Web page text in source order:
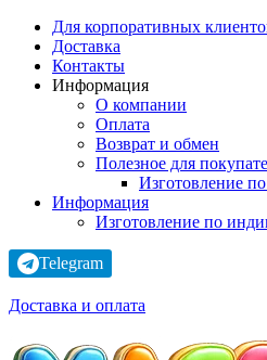
Для корпоративных
Доставка
Контакты
Информация
О компании
Оплата
Возврат и обмен
Полезное для
Изготовление
Информация
Изготовление по
Telegram
Доставка и оплата